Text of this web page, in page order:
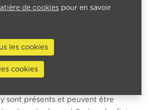
d'exposition
y sont présents et peuvent être
de cookies pour en savoir
les cookies
cookies